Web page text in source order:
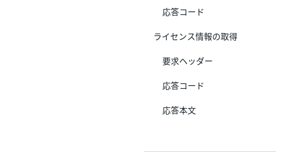
応答コード
ライセンス情報の取得
要求ヘッダー
応答コード
応答本文